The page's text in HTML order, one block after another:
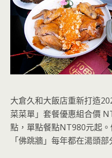
大倉久和大飯店重新打造
菜菜單」套餐優惠組合價
點，單點餐點NT980元起
「佛跳牆」每年都在湯頭